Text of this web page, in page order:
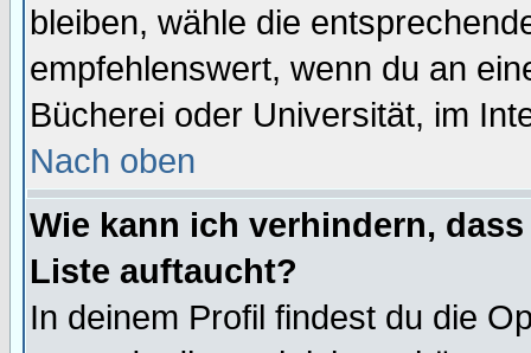
bleiben, wähle die
empfehlenswert, wenn du an
Bücherei oder Universität, im
Nach oben
Wie kann ich verhindern,
Liste auftaucht?
In deinem Profil findest du die